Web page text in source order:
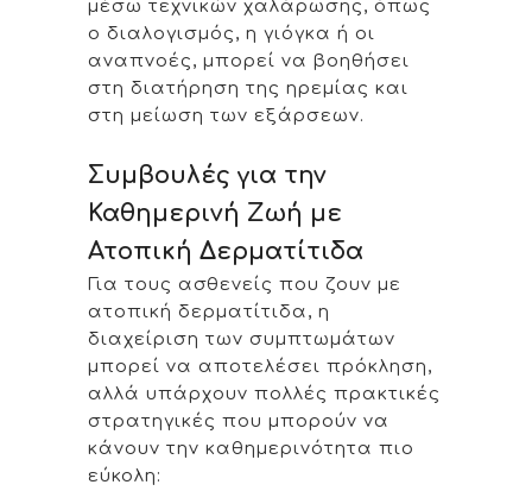
μέσω τεχνικών χαλάρωσης, όπως
ο διαλογισμός, η γιόγκα ή οι
αναπνοές, μπορεί να βοηθήσει
στη διατήρηση της ηρεμίας και
στη μείωση των εξάρσεων.
Συμβουλές για την
Καθημερινή Ζωή με
Ατοπική Δερματίτιδα
Για τους ασθενείς που ζουν με
ατοπική δερματίτιδα, η
διαχείριση των συμπτωμάτων
μπορεί να αποτελέσει πρόκληση,
αλλά υπάρχουν πολλές πρακτικές
στρατηγικές που μπορούν να
κάνουν την καθημερινότητα πιο
εύκολη: